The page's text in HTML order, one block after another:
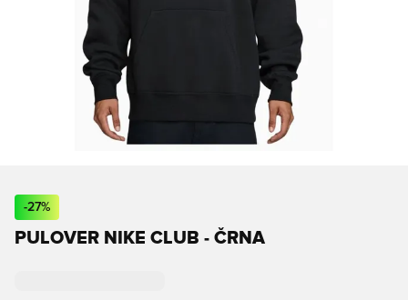
-27%
PULOVER NIKE CLUB - ČRNA